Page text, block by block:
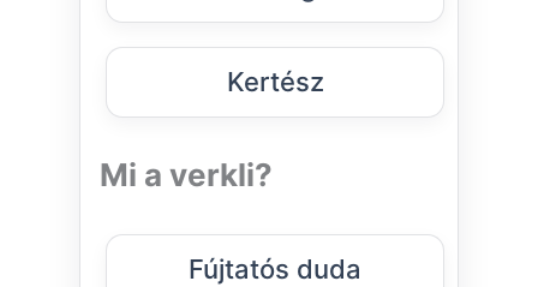
Kertész
Mi a verkli?
Fújtatós duda